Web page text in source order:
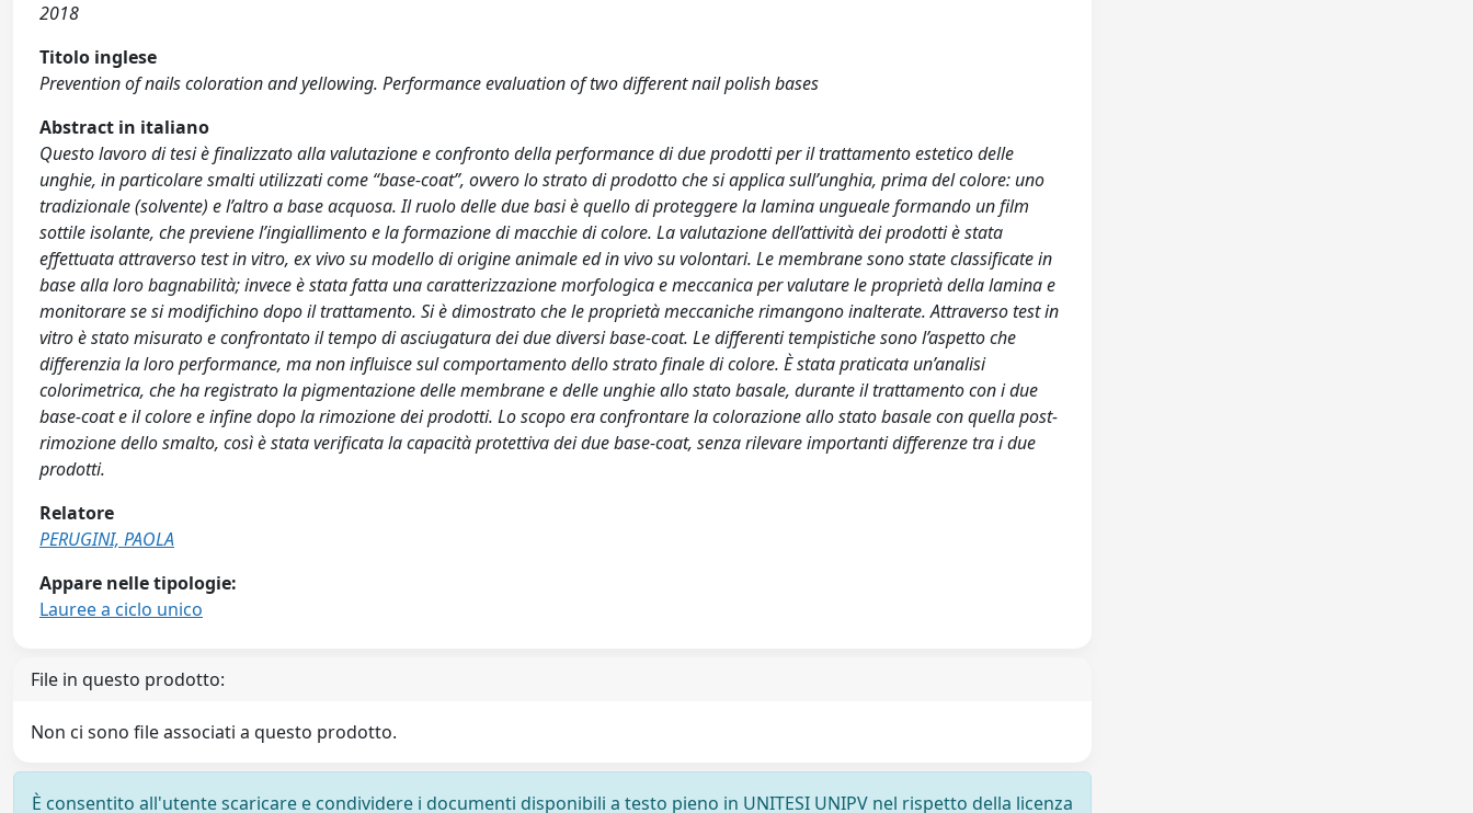
2018
Titolo inglese
Prevention of nails coloration and yellowing. Performance evaluation of two different nail polish bases
Abstract in italiano
Questo lavoro di tesi è finalizzato alla valutazione e confronto della performance di due prodotti per il trattamento estetico delle
unghie, in particolare smalti utilizzati come “base-coat”, ovvero lo strato di prodotto che si applica sull’unghia, prima del colore: uno
tradizionale (solvente) e l’altro a base acquosa. Il ruolo delle due basi è quello di proteggere la lamina ungueale formando un film
sottile isolante, che previene l’ingiallimento e la formazione di macchie di colore. La valutazione dell’attività dei prodotti è stata
effettuata attraverso test in vitro, ex vivo su modello di origine animale ed in vivo su volontari. Le membrane sono state classificate in
base alla loro bagnabilità; invece è stata fatta una caratterizzazione morfologica e meccanica per valutare le proprietà della lamina e
monitorare se si modifichino dopo il trattamento. Si è dimostrato che le proprietà meccaniche rimangono inalterate. Attraverso test in
vitro è stato misurato e confrontato il tempo di asciugatura dei due diversi base-coat. Le differenti tempistiche sono l’aspetto che
differenzia la loro performance, ma non influisce sul comportamento dello strato finale di colore. È stata praticata un’analisi
colorimetrica, che ha registrato la pigmentazione delle membrane e delle unghie allo stato basale, durante il trattamento con i due
base-coat e il colore e infine dopo la rimozione dei prodotti. Lo scopo era confrontare la colorazione allo stato basale con quella post-
rimozione dello smalto, così è stata verificata la capacità protettiva dei due base-coat, senza rilevare importanti differenze tra i due
prodotti.
Relatore
PERUGINI, PAOLA
Appare nelle tipologie:
Lauree a ciclo unico
File in questo prodotto:
Non ci sono file associati a questo prodotto.
È consentito all'utente scaricare e condividere i documenti disponibili a testo pieno in UNITESI UNIPV nel rispetto della licenza